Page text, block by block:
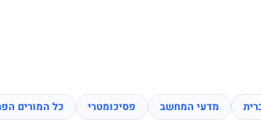
מדעי המחשב פסיכומטרי כל המורים